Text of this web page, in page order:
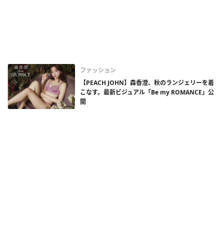
ファッション
【PEACH JOHN】森香澄、秋のランジェリーを着
こなす。最新ビジュアル「Be my ROMANCE」公
開